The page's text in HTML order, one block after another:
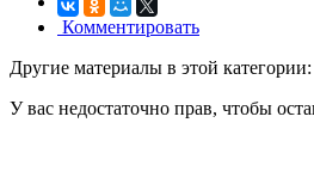
Комментировать
Другие материалы в этой категории:
У вас недостаточно прав, чтобы